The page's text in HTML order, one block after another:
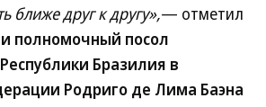
ближе друг к другу»,— отметил
полномочный посол
Бразилия в
Родриго де Лима Баэна